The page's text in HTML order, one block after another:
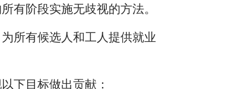
有阶段实施无歧视的方法。
所有候选人和工人提供就业
下目标做出贡献：